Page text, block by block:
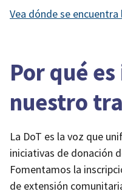
Vea dónde se
Por qué
nuestro
La DoT es la voz que
iniciativas de donación
Fomentamos la
de extensión